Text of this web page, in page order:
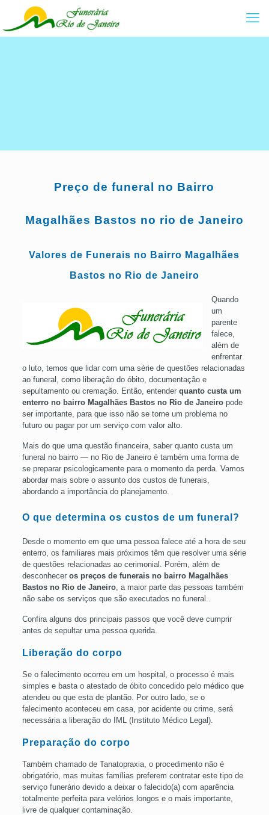
Preço de funeral no Bairro
Magalhães Bastos no rio de Janeiro
Valores de Funerais no Bairro Magalhães
Bastos no Rio de Janeiro
Quando
um
parente
falece,
além de
enfrentar
o luto, temos que lidar com uma série de questões relacionadas
ao funeral, como liberação do óbito, documentação e
sepultamento ou cremação. Então, entender quanto custa um
enterro no bairro Magalhães Bastos no Rio de Janeiropode
ser importante, para que isso não se torne um problema no
futuro ou pagar por um serviço com valor alto.
Mais do que uma questão financeira, saber quanto custa um
funeral no bairro — no Rio de Janeiro é também uma forma de
se preparar psicologicamente para o momento da perda. Vamos
abordar mais sobre o assunto dos custos de funerais,
abordando a importância do planejamento.
O que determina os custos de um funeral?
Desde o momento em que uma pessoa falece até a hora de seu
enterro, os familiares mais próximos têm que resolver uma série
de questões relacionadas ao cerimonial. Porém, além de
desconhecer os preços de funerais no bairroMagalhães
Bastos no Rio de Janeiro, a maior parte das pessoas também
não sabe os serviços que são executados no funeral..
Confira alguns dos principais passos que você deve cumprir
antes de sepultar uma pessoa querida.
Liberação do corpo
Se o falecimento ocorreu em um hospital, o processo é mais
simples e basta o atestado de óbito concedido pelo médico que
atendeu ou que esta de plantão. Por outro lado, se o
falecimento aconteceu em casa, por acidente ou crime, será
necessária a liberação do IML (Instituto Médico Legal).
Preparação do corpo
Também chamado de Tanatopraxia, o procedimento não é
obrigatório, mas muitas famílias preferem contratar este tipo de
serviço funerário devido a deixar o falecido(a) com aparência
totalmente perfeita para velórios longos e o mais importante,
livre de qualquer contaminação.